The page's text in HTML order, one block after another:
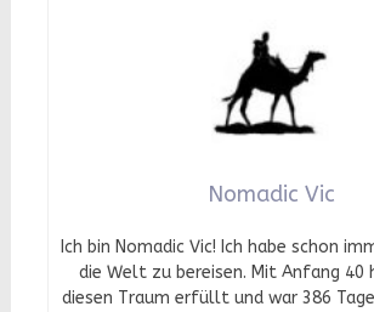
Nomadic Vic
Ich bin Nomadic Vic! Ich habe schon
die Welt zu bereisen. Mit Anfang 40
diesen Traum erfüllt und war 386